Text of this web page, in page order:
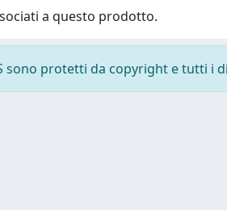
a questo prodotto.
sono protetti da copyright e tutti i